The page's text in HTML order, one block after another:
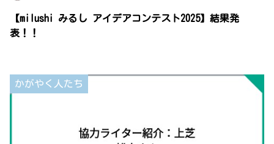
【milushi みるし アイデアコンテスト2025】結果発
表！！
かがやく人たち